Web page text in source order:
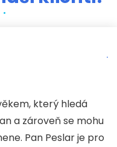
který hledá
a zároveň se mohu
Pan Peslar je pro